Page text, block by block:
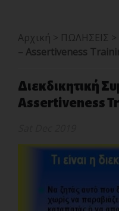
Αρχική > ΠΩΛΗΣΕΙΣ >
– Assertiveness
Διεκδικητική
Assertiveness